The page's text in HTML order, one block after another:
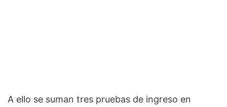
A ello se suman tres pruebas de ingreso en